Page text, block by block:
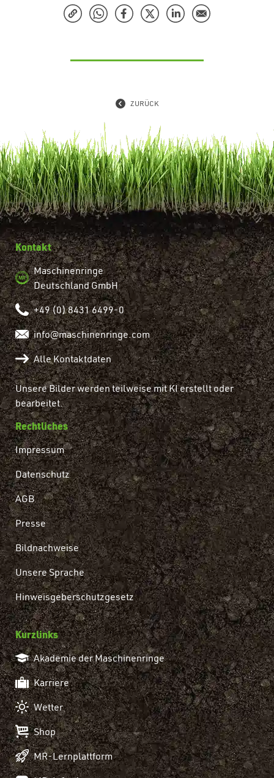
ZURÜCK
Kontakt
Maschinenringe
Deutschland GmbH
+49 (0) 8431 6499-0
info@maschinenringe.com
Alle Kontaktdaten
Unsere Bilder werden teilweise mit KI erstellt oder
bearbeitet.
Rechtliches
Impressum
Datenschutz
AGB
Presse
Bildnachweise
Unsere Sprache
Hinweisgeberschutzgesetz
Kurzlinks
Akademie der Maschinenringe
Karriere
Wetter
Shop
MR-Lernplattform